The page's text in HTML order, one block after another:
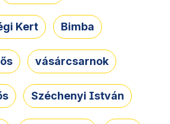
Kert Bimba
vásárcsarnok
Széchenyi István